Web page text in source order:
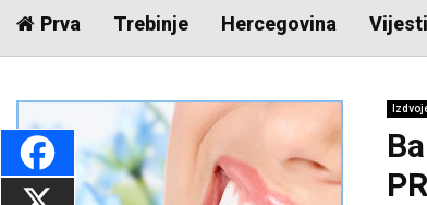
Prva Trebinje Hercegovina Vijesti